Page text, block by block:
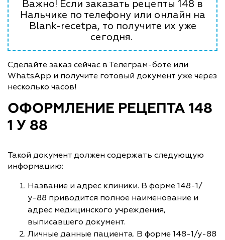
Важно! Если заказать рецепты 148 в
Нальчике по телефону или онлайн на
Blank-recetpa, то получите их уже
сегодня.
Сделайте заказ сейчас в Телеграм-боте или
WhatsApp и получите готовый документ уже через
несколько часов!
ОФОРМЛЕНИЕ РЕЦЕПТА 148
1 У 88
Такой документ должен содержать следующую
информацию:
Название и адрес клиники. В форме 148-1/
у-88 приводится полное наименование и
адрес медицинского учреждения,
выписавшего документ.
Личные данные пациента. В форме 148-1/у-88